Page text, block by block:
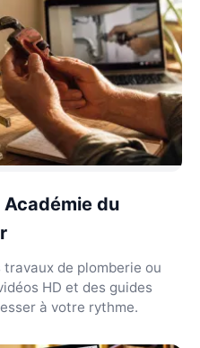
du
de plomberie ou
HD et des guides
à votre rythme.